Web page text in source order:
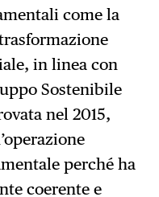
come la
in linea con
Sostenibile
nel 2015,
perché ha
coerente e